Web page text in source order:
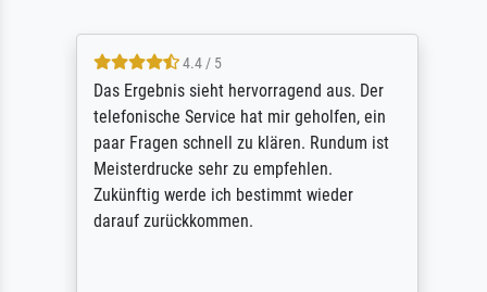
4.4 / 5
Das Ergebnis sieht hervorragend aus. Der
telefonische Service hat mir geholfen, ein
paar Fragen schnell zu klären. Rundum ist
Meisterdrucke sehr zu empfehlen.
Zukünftig werde ich bestimmt wieder
darauf zurückkommen.